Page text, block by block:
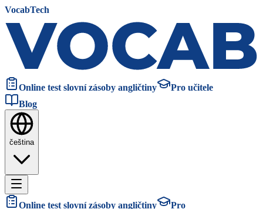
VocabTech
Online test slovní zásoby angličtiny
Pro učitele
Blog
čeština
Online test slovní zásoby angličtiny
Pro